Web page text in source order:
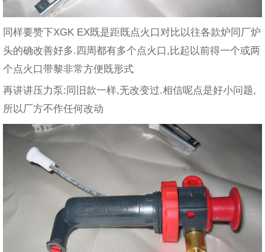
同样要赞下XGK EX既是距既点火口对比以往各款炉同厂炉
头的确改善好多.四周都有多个点火口,比起以前得一个或两
个点火口带黎非常方便既形式
再讲讲压力泵:同旧款一样,无改变过.相信呢点是好小问题,
所以厂方不作任何改动